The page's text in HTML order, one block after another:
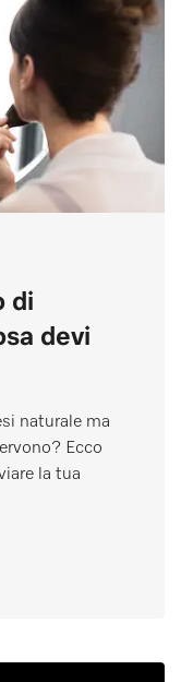
di
devi
naturale ma
Ecco
la tua